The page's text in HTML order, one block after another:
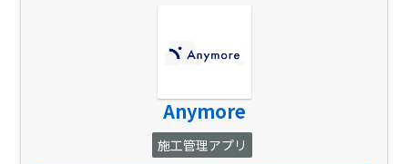
Anymore
施工管理アプリ